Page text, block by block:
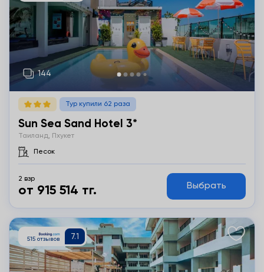
Тур купили 62 раза
Sun Sea Sand Hotel 3*
Таиланд, Пхукет
Песок
2 взр
от 915 514 тг. Выбрать
Подробнее